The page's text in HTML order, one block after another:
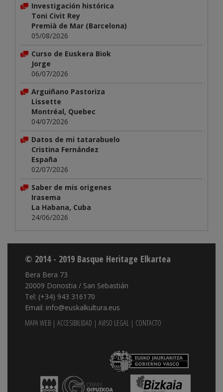
Investigación histórica
Toni Civit Rey
Premià de Mar (Barcelona)
05/08/2026
Curso de Euskera Biok
Jorge
06/07/2026
Arguiñano Pastoriza
Lissette
Montréal, Quebec
04/07/2026
Datos de mi tatarabuelo
Cristina Fernández
España
02/07/2026
Saber de mis origenes
Irasema
La Habana, Cuba
24/06/2026
© 2014 - 2019 Basque Heritage Elkartea
Bera Bera 73
20009 Donostia / San Sebastián
Tel: (+34) 943 316170
Email: info@euskalkultura.eus
MAPA WEB | ACCESIBILIDAD | AVISO LEGAL | CONTACTO